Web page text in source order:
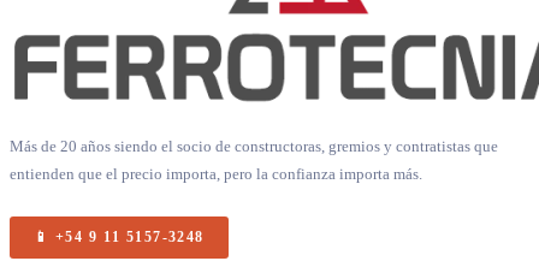
Más de 20 años siendo el socio de constructoras, gremios y contratistas que
entienden que el precio importa, pero la confianza importa más.
📱 +54 9 11 5157-3248